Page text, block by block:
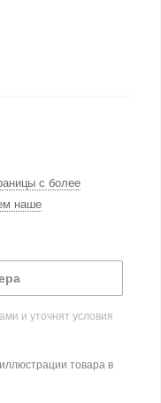
с более
наше
и уточнят условия
товара в